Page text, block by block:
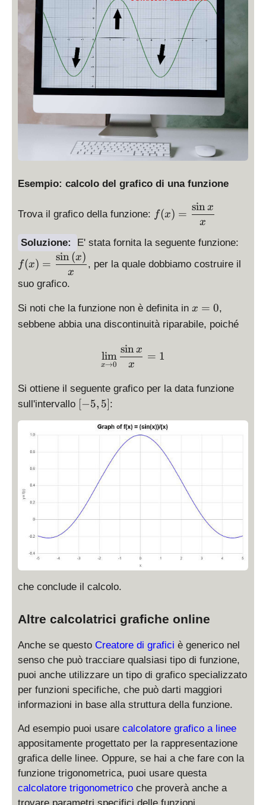
Esempio: calcolo del grafico di una funzione
Trova il grafico della funzione:
f(
x
=
\
la
y
yl
fr
c
{
\
x
f(x) =
x
sinx
Soluzione: E' stata fornita la seguente funzione:
is
fr
\l
x
\
{
x
}
f(x) =
x
sin(x)
, per la quale dobbiamo costruire il
suo grafico.
Si noti che la funzione non è definita in x
=
x = 0,
sebbene abbia una discontinuità riparabile, poiché
\lim_{x\to 0} \frac{\sin
x→0
lim
x
sinx
= 1
Si ottiene il seguente grafico per la data funzione
sull'intervallo [[−5, 5]:
che conclude il calcolo.
Altre calcolatrici grafiche online
Anche se questo Creatore di grafici è generico nel
senso che può tracciare qualsiasi tipo di funzione,
puoi anche utilizzare un tipo di grafico specializzato
per funzioni specifiche, che può darti maggiori
informazioni in base alla struttura della funzione.
Ad esempio puoi usare calcolatore grafico a linee
appositamente progettato per la rappresentazione
grafica delle linee. Oppure, se hai a che fare con la
funzione trigonometrica, puoi usare questa
calcolatore trigonometrico che proverà anche a